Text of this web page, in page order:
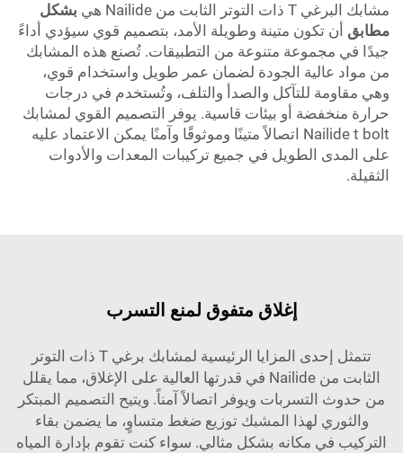
مشابك البرغي T ذات التوتر الثابت من Nailide هي
بشكل
مطابق أن تكون متينة وطويلة الأمد، بتصميم قوي سيؤدي أداءً
جيدًا في مجموعة متنوعة من التطبيقات. تُصنع هذه المشابك
من مواد عالية الجودة لضمان عمر طويل واستخدام قوي،
وهي مقاومة للتآكل والصدأ والتلف، وتُستخدم في درجات
حرارة منخفضة أو بيئات قاسية. يوفر التصميم القوي لمشابك
Nailide t bolt اتصالاً متينًا وموثوقًا وآمنًا يمكن الاعتماد عليه
على المدى الطويل في جميع تركيبات المعدات والأدوات
الثقيلة.
إغلاق متفوق لمنع التسرب
تتمثل إحدى المزايا الرئيسية لمشابك برغي T ذات التوتر
الثابت من Nailide في قدرتها العالية على الإغلاق، مما يقلل
من حدوث التسربات ويوفر اتصالاً آمناً. ويتيح التصميم المبتكر
والثوري لهذا المشبك توزيع ضغط متساوٍ، ما يضمن بقاء
التركيب في مكانه بشكل مثالي. سواء كنت تقوم بإدارة المياه